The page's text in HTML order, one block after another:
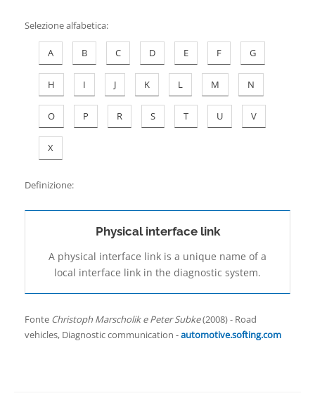
Selezione alfabetica:
A B C D E F G
H I J K L M N
O P R S T U V
X
Definizione:
Physical interface link
A physical interface link is a unique name of a
local interface link in the diagnostic system.
Fonte Christoph Marscholik e Peter Subke(2008) - Road
vehicles, Diagnostic communication -automotive.softing.com